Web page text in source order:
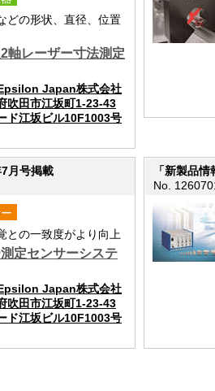
どの形状、直径、位置
軸レーザー寸法測定
Japan株式会社
吹田市江坂町1-23-43
ド江坂ビル10F1003号
7月号掲載
との一致度がより向上
定センサーシステ
Japan株式会社
吹田市江坂町1-23-43
ド江坂ビル10F1003号
「新製品
No.